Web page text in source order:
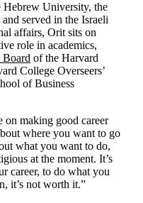
University, the
served in the Israeli
affairs, Orit sits on
role in academics,
Board of the Harvard
College Overseers’
of Business
on making good career
where you want to go
what you want to do,
at the moment. It’s
career, to do what you
it’s not worth it.”